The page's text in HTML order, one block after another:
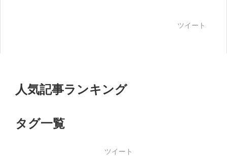
ツイート
人気記事ランキング
タグ一覧
ツイート